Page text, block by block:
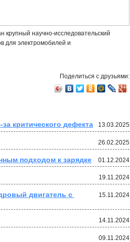
крупный научно-исследовательский
для электромобилей и
Поделиться с друзьями:
13.03.2025
критического дефекта
26.02.2025
01.12.2024
подходом к зарядке
19.11.2024
15.11.2024
двигатель с
14.11.2024
09.11.2024